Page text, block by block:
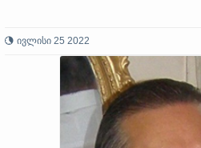
ივლისი 25 2022